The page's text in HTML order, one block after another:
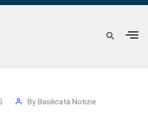
By Basilicata Notizie